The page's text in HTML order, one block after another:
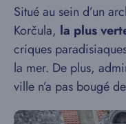
Situé au sein d’un
Korčula, la plus
criques
la mer. De plus,
ville n’a pas bougé